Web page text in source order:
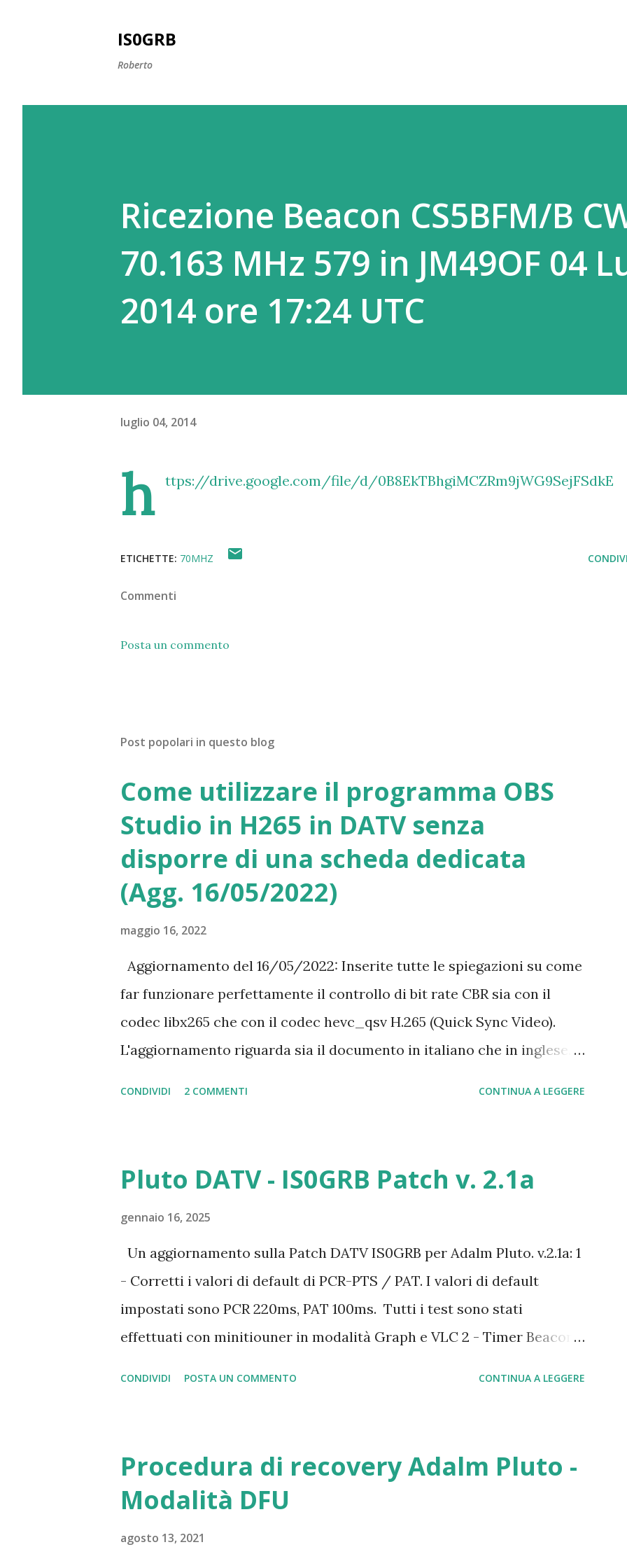
IS0GRB
Roberto
Ricezione Beacon CS5BFM/B
70.163 MHz 579 in JM49OF 04
2014 ore 17:24 UTC
luglio 04, 2014
h ttps://drive.google.com/file/d/0B8EkTBhgiMCZRm9jWG9SejFSdkE
ETICHETTE: 70MHZ
Commenti
Posta un commento
Post popolari in questo blog
Come utilizzare il programma OBS
Studio in H265 in DATV senza
disporre di una scheda dedicata
(Agg. 16/05/2022)
maggio 16, 2022
Aggiornamento del 16/05/2022: Inserite tutte le spiegazioni su come
far funzionare perfettamente il controllo di bit rate CBR sia con il
codec libx265 che con il codec hevc_qsv H.265 (Quick Sync Video).
L'aggiornamento riguarda sia il documento in italiano che in inglese.
il video con una qualità ben superiore rispetto al codec H264. Per
l’utilizzo di questa modalità è suggerito l’utilizzo di un PC
performante, almeno con processore I5 o superiori, in quanto in
modalità H265 il programma OBS utilizza molta più CPU rispetto al
normale, questo perchè la maggior parte del lavoro viene svolto dal
software e non più dalla scheda. 1. Prelevare il pacchetto con questo
CONDIVIDI 2 COMMENTI CONTINUA A LEGGERE
Pluto DATV - IS0GRB Patch v. 2.1a
gennaio 16, 2025
Un aggiornamento sulla Patch DATV IS0GRB per Adalm Pluto. v.2.1a: 1
- Corretti i valori di default di PCR-PTS / PAT. I valori di default
impostati sono PCR 220ms, PAT 100ms. Tutti i test sono stati
effettuati con minitiouner in modalità Graph e VLC 2 - Timer Beacon
CONDIVIDI POSTA UN COMMENTO CONTINUA A LEGGERE
Procedura di recovery Adalm Pluto -
Modalità DFU
agosto 13, 2021